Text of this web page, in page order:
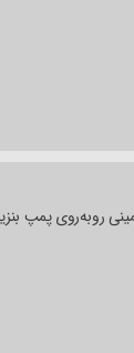
روبه‌روی پمپ